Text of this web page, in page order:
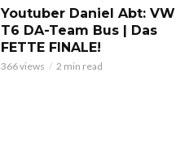
Youtuber Daniel Abt: VW
T6 DA-Team Bus | Das
FETTE FINALE!
366 views 2 min read